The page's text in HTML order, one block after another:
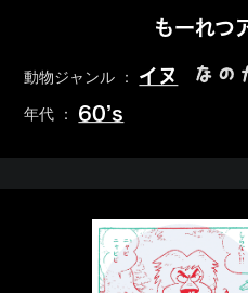
もーれつ
動物ジャンル ： イヌ なの
年代 ： 60’s